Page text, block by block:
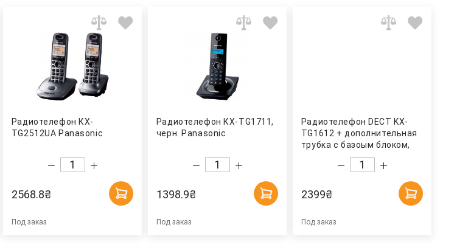
Радиотелефон КХ-
TG2512UA Panasonic
2568.8₴
Под заказ
Радиотелефон КХ-TG1711,
черн. Panasonic
1398.9₴
Под заказ
Радиотелефон DECT KX-
TG1612 + дополнительная
трубка с базоым блоком,
темно-сер. Panasonic
2399₴
Под заказ